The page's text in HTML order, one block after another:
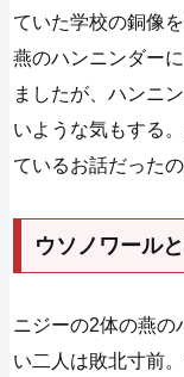
ていた学校の銅像
燕のハンニンダー
ましたが、ハンニ
いような気もする
ているお話だった
ウソノワール
ニジーの2体の燕の
い二人は敗北寸前